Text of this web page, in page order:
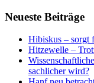
Neueste Beiträge
Hibiskus – sorgt
Hitzewelle –
sachlicher wird?